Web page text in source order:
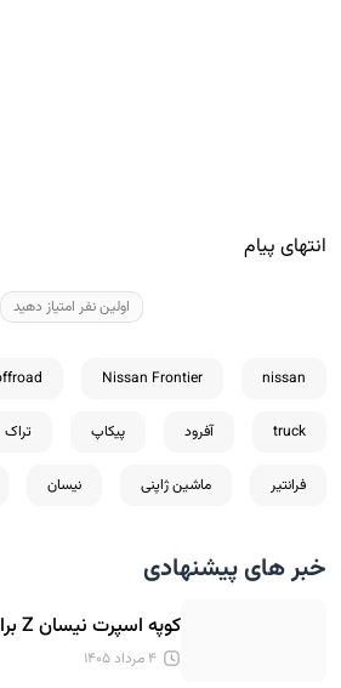
انتهای پیام
اولین نفر امتیاز دهید
nissan
Nissan Frontier
truck آفرود پیکاپ تراک
فرانتیر ماشین ژاپنی نیسان
خبر های پیشنهادی
کوپه اسپرت نیسان Z برای ۲۰۲۷، تازه شد!
۴ مرداد ۱۴۰۵